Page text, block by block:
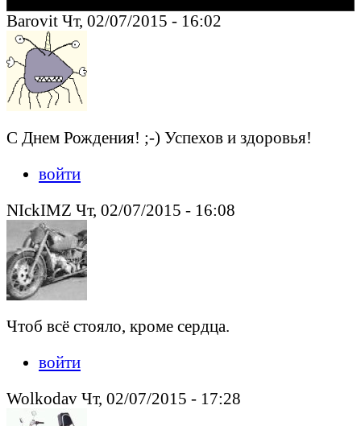
Barovit Чт, 02/07/2015 - 16:02
С Днем Рождения! ;-) Успехов и здоровья!
войти
NIckIMZ Чт, 02/07/2015 - 16:08
Чтоб всё стояло, кроме сердца.
войти
Wolkodav Чт, 02/07/2015 - 17:28